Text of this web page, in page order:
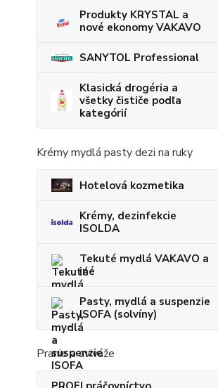
Produkty KRYSTAL a
nové ekonomy VAKAVO
SANYTOL Professional
Klasická drogéria a
všetky čističe podľa
kategórií
Krémy mydlá pasty dezi na ruky
Hotelová kozmetika
Krémy, dezinfekcie
ISOLDA
Tekuté mydlá VAKAVO a
iné
Pasty, mydlá a suspenzie
ISOFA (solvíny)
Pranie a aviváže